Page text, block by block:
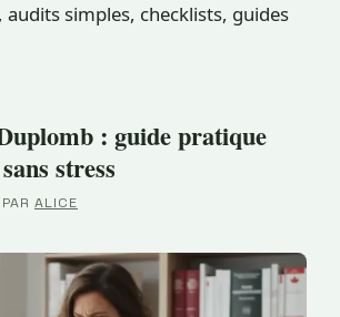
audits simples, checklists, guides
: guide pratique
stress
PAR ALICE